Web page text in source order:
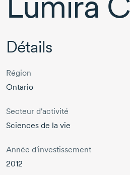
Détails
Région
Ontario
Secteur d'activité
Sciences de la vie
Année d'investissement
2012